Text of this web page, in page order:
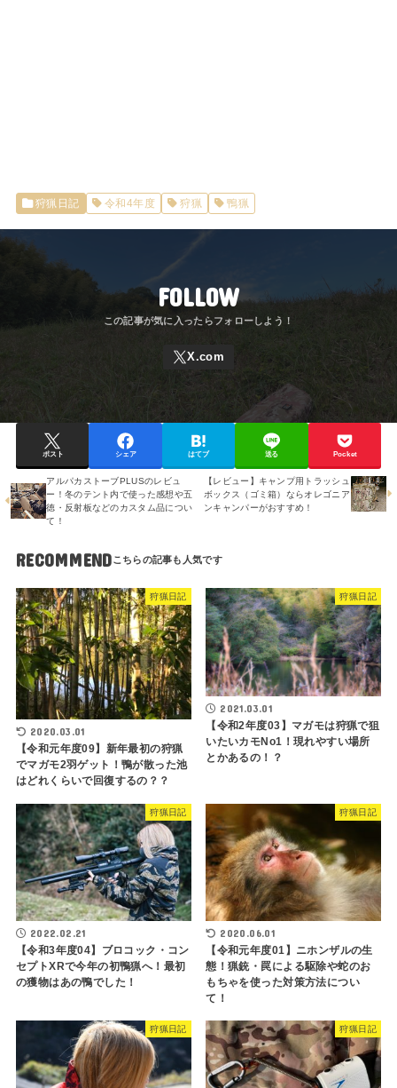
狩猟日記 令和4年度 狩猟 鴨猟
FOLLOW
ポスト シェア はてブ 送る Pocket
アルパカストーブPLUSのレビュ
ー！冬のテント内で使った感想や五
徳・反射板などのカスタム品につい
て！
【レビュー】キャンプ用トラッシュ
ボックス（ゴミ箱）ならオレゴニア
ンキャンパーがおすすめ！
RECOMMEND
狩猟日記
2020.03.01
【令和元年度09】新年最初の狩猟
でマガモ2羽ゲット！鴨が散った池
はどれくらいで回復するの？？
狩猟日記
2021.03.01
【令和2年度03】マガモは狩猟で狙
いたいカモNo1！現れやすい場所
とかあるの！？
狩猟日記
2022.02.21
【令和3年度04】ブロコック・コン
セプトXRで今年の初鴨猟へ！最初
の獲物はあの鴨でした！
狩猟日記
2020.06.01
【令和元年度01】ニホンザルの生
態！猟銃・罠による駆除や蛇のお
もちゃを使った対策方法につい
て！
狩猟日記 狩猟日記